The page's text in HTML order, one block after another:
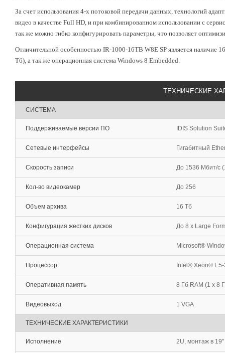
За счет использования 4-х потоковой передачи данных, технологий
видео в качестве Full HD, и при комбинированном использовании с
так же можно гибко конфигурировать параметры, что позволяет
Отличительной особенностью IR-1000-16TB W8E SP является наличие
Тб), а так же операционная система Windows 8 Embedded.
ТЕХНИЧЕСКИЕ
СИСТЕМА
Поддерживаемые версии ПО IDIS Solution
Сетевые интерфейсы Гигабитный
Скорость записи До 1536 Мбит/с
Кол-во видеокамер До 256
Объем архива 16 Тб
Конфигурация жестких дисков До 8 x Large
Операционная система Microsoft®
Процессор Intel® Xeon®
Оперативная память 8 Гб RAM (1 x 8
Видеовыход 1 VGA
ТЕХНИЧЕСКИЕ ХАРАКТЕРИСТИКИ
Исполнение 2U, монтаж в 19"